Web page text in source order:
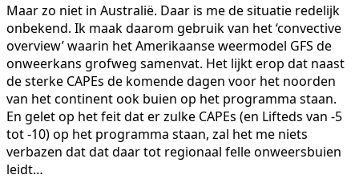
Maar zo niet in Australië. Daar is me de situatie redelijk
onbekend. Ik maak daarom gebruik van het ‘convective
overview’ waarin het Amerikaanse weermodel GFS de
onweerkans grofweg samenvat. Het lijkt erop dat naast
de sterke CAPEs de komende dagen voor het noorden
van het continent ook buien op het programma staan.
En gelet op het feit dat er zulke CAPEs (en Lifteds van -5
tot -10) op het programma staan, zal het me niets
verbazen dat dat daar tot regionaal felle onweersbuien
leidt…